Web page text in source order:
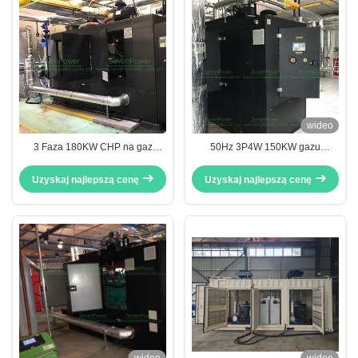
3 Faza 180KW CHP na gaz
cieplna z systemem odzyskiwania
ciepła Silnik Deutz
Uzyskaj najlepszą cenę
wideo
50Hz 3P4W 150KW gazu
energia przyjazne dla środowiska
Uzyskaj najlepszą cenę